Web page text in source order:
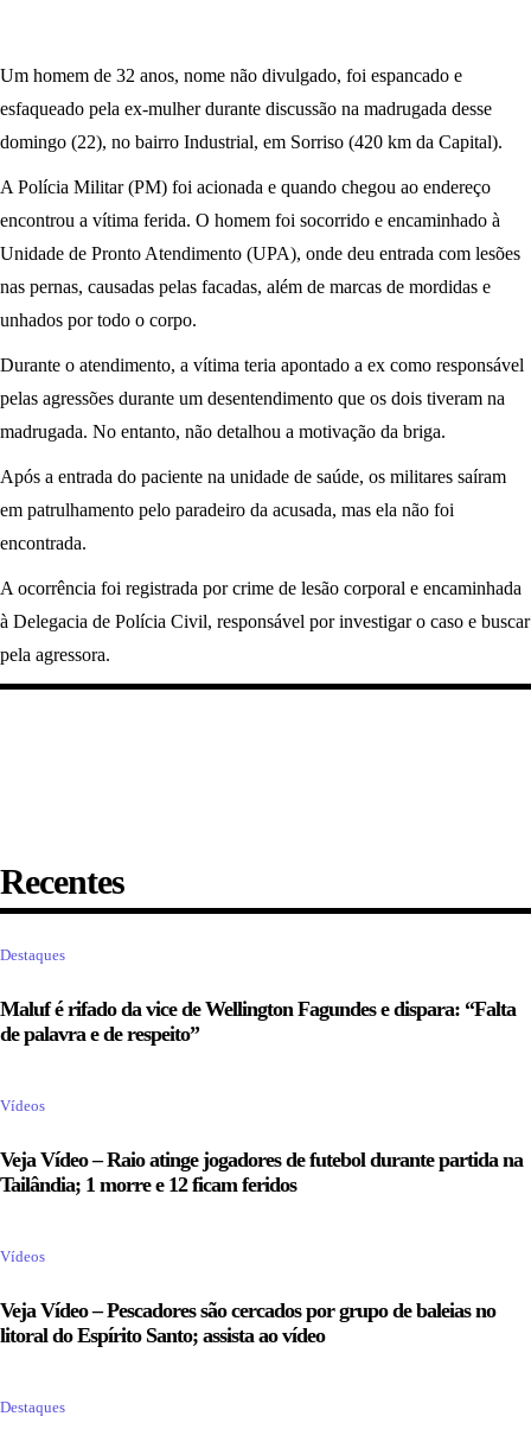
Um homem de 32 anos, nome não divulgado, foi espancado e
esfaqueado pela ex-mulher durante discussão na madrugada desse
domingo (22), no bairro Industrial, em Sorriso (420 km da Capital).
A Polícia Militar (PM) foi acionada e quando chegou ao endereço
encontrou a vítima ferida. O homem foi socorrido e encaminhado à
Unidade de Pronto Atendimento (UPA), onde deu entrada com lesões
nas pernas, causadas pelas facadas, além de marcas de mordidas e
unhados por todo o corpo.
Durante o atendimento, a vítima teria apontado a ex como responsável
pelas agressões durante um desentendimento que os dois tiveram na
madrugada. No entanto, não detalhou a motivação da briga.
Após a entrada do paciente na unidade de saúde, os militares saíram
em patrulhamento pelo paradeiro da acusada, mas ela não foi
encontrada.
A ocorrência foi registrada por crime de lesão corporal e encaminhada
à Delegacia de Polícia Civil, responsável por investigar o caso e buscar
pela agressora.
Recentes
Destaques
Maluf é rifado da vice de Wellington Fagundes e dispara: “Falta
de palavra e de respeito”
Vídeos
Veja Vídeo – Raio atinge jogadores de futebol durante partida na
Tailândia; 1 morre e 12 ficam feridos
Vídeos
Veja Vídeo – Pescadores são cercados por grupo de baleias no
litoral do Espírito Santo; assista ao vídeo
Destaques